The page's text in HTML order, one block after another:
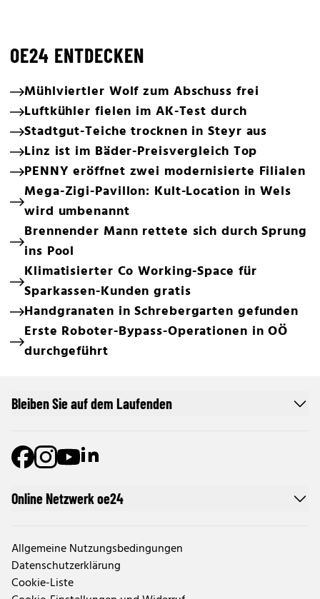
OE24 ENTDECKEN
Mühlviertler Wolf zum Abschuss frei
Luftkühler fielen im AK-Test durch
Stadtgut-Teiche trocknen in Steyr aus
Linz ist im Bäder-Preisvergleich Top
PENNY eröffnet zwei modernisierte Filialen
Mega-Zigi-Pavillon: Kult-Location in Wels
wird umbenannt
Brennender Mann rettete sich durch Sprung
ins Pool
Klimatisierter Co Working-Space für
Sparkassen-Kunden gratis
Handgranaten in Schrebergarten gefunden
Erste Roboter-Bypass-Operationen in OÖ
durchgeführt
Online Netzwerk oe24
Allgemeine Nutzungsbedingungen
Datenschutzerklärung
Cookie-Liste
Bleiben Sie auf dem Laufenden